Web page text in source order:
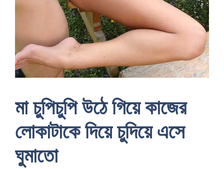
মা চুপিচুপি উঠে গিয়ে কাজের
লোকাটাকে দিয়ে চুদিয়ে এসে
ঘুমাতো